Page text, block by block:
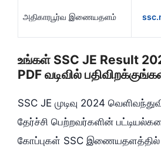
அதிகாரபூர்வ இணையதளம்
உங்கள் SSC JE Result
PDF வடிவில்
SSC JE முடிவு 2024
தேர்ச்சி பெற்றவர்களின்
கோப்புகள் SSC இணையதளத்தில்